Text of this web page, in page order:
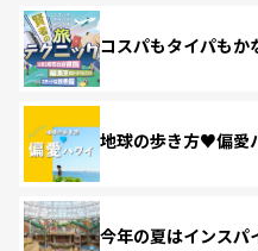
コスパもタイパもか
地球の歩き方♥偏愛
今年の夏はインスパ